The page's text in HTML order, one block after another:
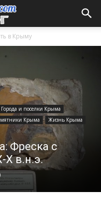
в Крыму
Города и поселки Крыма
Крыма
Жизнь Крыма
Фреска с
X в.н.э.